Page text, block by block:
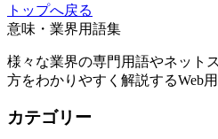
トップへ戻る
意味・業界用語集
様々な業界の専門用語やネット
方をわかりやすく解説するWeb用
カテゴリー